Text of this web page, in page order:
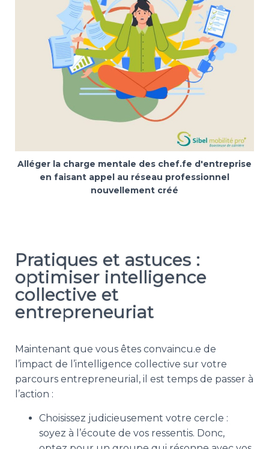
Alléger la charge mentale des chef.fe d'entreprise
en faisant appel au réseau professionnel
nouvellement créé
Pratiques et astuces :
optimiser intelligence
collective et
entrepreneuriat
Maintenant que vous êtes convaincu.e de
l’impact de l’intelligence collective sur votre
parcours entrepreneurial, il est temps de passer à
l’action :
Choisissez judicieusement votre cercle :
soyez à l’écoute de vos ressentis. Donc,